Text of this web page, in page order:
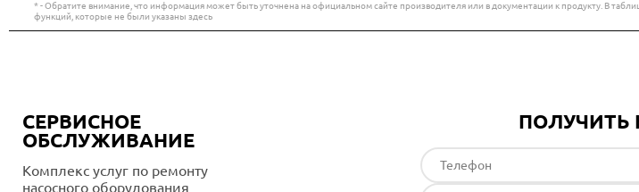
* - Обратите внимание, что информация может быть уточнена на официальном сайте производителя или в документации к продукту. В
функций, которые не были указаны здесь
СЕРВИСНОЕ
ОБСЛУЖИВАНИЕ
Комплекс услуг по ремонту
насосного оборудования
ПОЛУЧИТЬ